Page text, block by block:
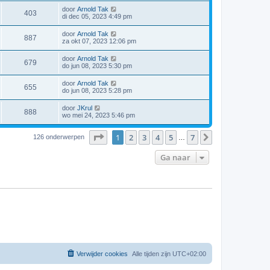
403 door Arnold Tak
di dec 05, 2023 4:49 pm
887 door Arnold Tak
za okt 07, 2023 12:06 pm
679 door Arnold Tak
do jun 08, 2023 5:30 pm
655 door Arnold Tak
do jun 08, 2023 5:28 pm
888 door JKrul
wo mei 24, 2023 5:46 pm
126 onderwerpen Pagina1 van 7
1 2 3 4 5 7
Ga naar
Alle tijden zijn UTC+02:00
Verwijder cookies